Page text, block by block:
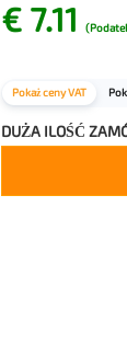
€ 7.11
Pokaż ceny VAT
DUŻA ILOŚĆ